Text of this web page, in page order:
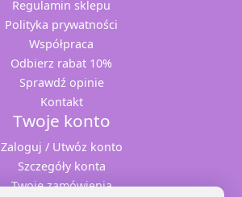
Regulamin sklepu
Polityka prywatności
Współpraca
Odbierz rabat 10%
Sprawdź opinie
Kontakt
Twoje konto
Zaloguj / Utwóz konto
Szczegóły konta
Twoje zamówienia